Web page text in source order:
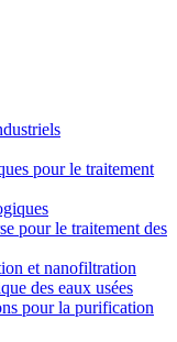
pour le traitement
pour le traitement des
et nanofiltration
des eaux usées
pour la purification